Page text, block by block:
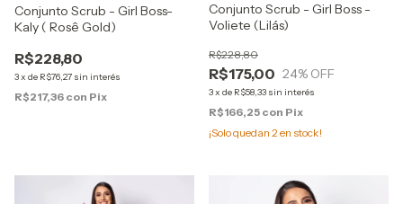
Conjunto Scrub - Girl Boss-
Kaly ( Rosê Gold)
R$228,80
3x de R$76,27 sin interés
R$217,36 con Pix
Conjunto Scrub - Girl Boss -
Voliete (Lilás)
R$175,00
R$228,80
24% OFF
3x de R$58,33 sin interés
R$166,25 con Pix
¡Solo quedan 2en stock!